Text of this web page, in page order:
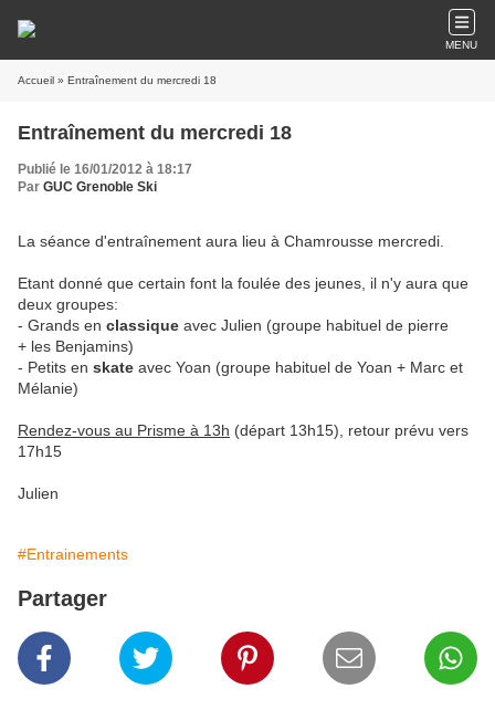
MENU
Accueil » Entraînement du mercredi 18
Entraînement du mercredi 18
Publié le 16/01/2012 à 18:17
Par GUC Grenoble Ski
La séance d'entraînement aura lieu à Chamrousse mercredi.
Etant donné que certain font la foulée des jeunes, il n'y aura que
deux groupes:
- Grands en classique avec Julien (groupe habituel de pierre
+ les Benjamins)
- Petits en skate avec Yoan (groupe habituel de Yoan + Marc et
Mélanie)
Rendez-vous au Prisme à 13h (départ 13h15), retour prévu vers
17h15
Julien
#Entrainements
Partager